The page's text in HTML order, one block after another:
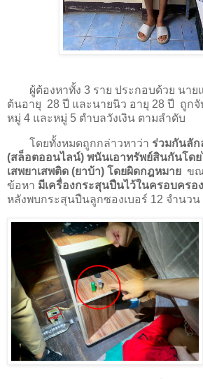
ผู้ต้องหาทั้ง 3 ราย ประกอบด้วย นาย
ต้นอายุ 28 ปี และนายนิว อายุ 28 ปี ถูก
หมู่ 4 และหมู่ 5 ตำบลวังเงิน ตามลำดับ
โดยทั้งหมดถูกกล่าวหาว่า ร่วมกันลัก
(สล็อตออนไลน์) พนันเอาทรัพย์สินกันโด
เสพยาเสพติด (ยาบ้า) โดยผิดกฎหมาย ขณ
ข้อหา มีเครื่องกระสุนปืนไว้ในครอบครอ
หลังพบกระสุนปืนลูกซองเบอร์ 12 จำนวน